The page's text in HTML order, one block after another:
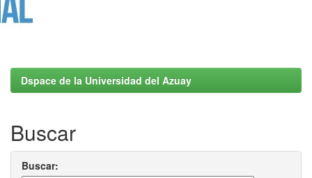
Dspace de la Universidad del Azuay
Buscar
Buscar: